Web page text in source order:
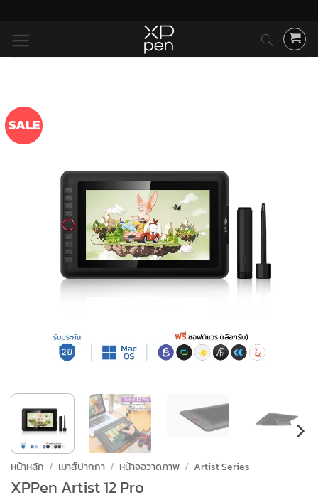
ยัง
เนื้อหา
SALE
หน้าหลัก / เมาส์ปากกา / หน้าจอวาดภาพ / Artist Series
XPPen Artist 12 Pro